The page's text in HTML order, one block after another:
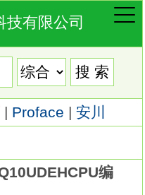
技有限公司
| Proface | 安川
编